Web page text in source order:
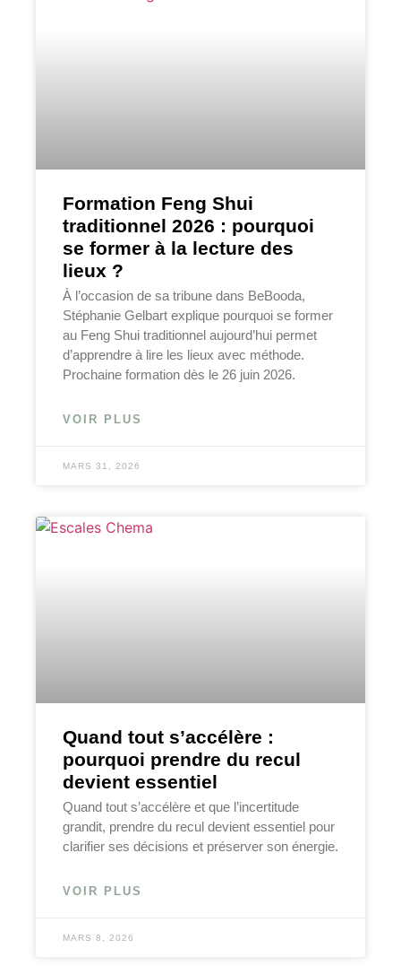
Formation Feng Shui
traditionnel 2026 : pourquoi
se former à la lecture des
lieux ?
À l’occasion de sa tribune dans BeBooda,
Stéphanie Gelbart explique pourquoi se former
au Feng Shui traditionnel aujourd’hui permet
d’apprendre à lire les lieux avec méthode.
Prochaine formation dès le 26 juin 2026.
VOIR PLUS
MARS 31, 2026
Quand tout s’accélère :
pourquoi prendre du recul
devient essentiel
Quand tout s’accélère et que l’incertitude
grandit, prendre du recul devient essentiel pour
clarifier ses décisions et préserver son énergie.
VOIR PLUS
MARS 8, 2026